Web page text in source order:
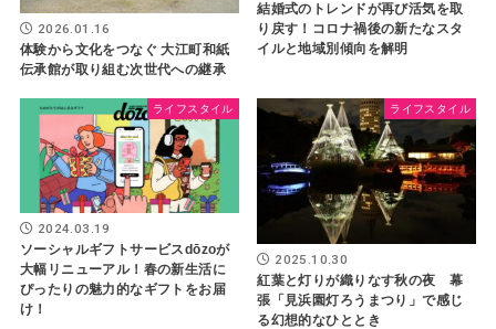
2026.01.16
体験から文化をつなぐ 大江町和紙
伝承館が取り組む次世代への継承
結婚式のトレンドが再び活気を取
り戻す！コロナ禍後の新たなスタ
イルと地域別傾向を解明
ライフスタイル
2024.03.19
ソーシャルギフトサービスdōzoが
大幅リニューアル！春の新生活に
ぴったりの魅力的なギフトをお届
け！
ライフスタイル
2025.10.30
紅葉と灯りが織りなす秋の夜 幕
張「見浜園灯ろうまつり」で感じ
る幻想的なひととき